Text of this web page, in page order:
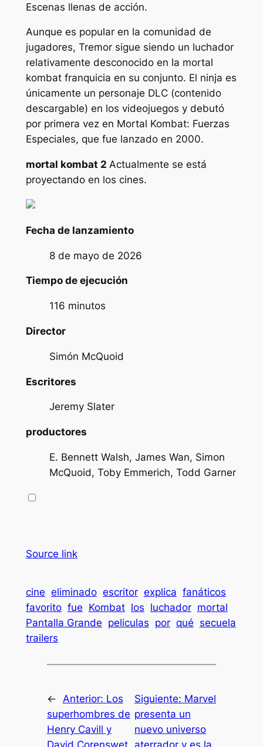
Escenas llenas de acción.
Aunque es popular en la comunidad de
jugadores, Tremor sigue siendo un luchador
relativamente desconocido en la mortal
kombat franquicia en su conjunto. El ninja es
únicamente un personaje DLC (contenido
descargable) en los videojuegos y debutó
por primera vez en Mortal Kombat: Fuerzas
Especiales, que fue lanzado en 2000.
mortal kombat 2 Actualmente se está
proyectando en los cines.
Fecha de lanzamiento
8 de mayo de 2026
Tiempo de ejecución
116 minutos
Director
Simón McQuoid
Escritores
Jeremy Slater
productores
E. Bennett Walsh, James Wan, Simon
McQuoid, Toby Emmerich, Todd Garner
Source link
cine eliminado escritor explica fanáticos
favorito fue Kombat los luchador mortal
Pantalla Grande peliculas por qué secuela
trailers
← Anterior: Los
superhombres de
Henry Cavill y
Siguiente: Marvel
presenta un
nuevo universo